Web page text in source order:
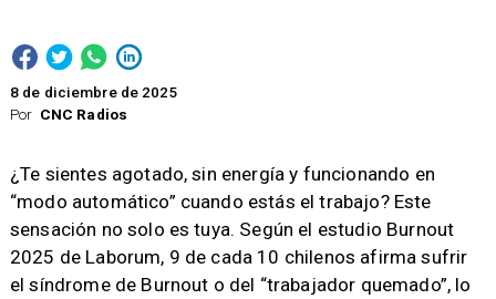
Por CNC Radios
8 de diciembre de 2025
¿Te sientes agotado, sin energía y funcionando en
“modo automático” cuando estás el trabajo? Este
sensación no solo es tuya. Según el estudio Burnout
2025 de Laborum, 9 de cada 10 chilenos afirma sufrir
el síndrome de Burnout o del “trabajador quemado”, lo